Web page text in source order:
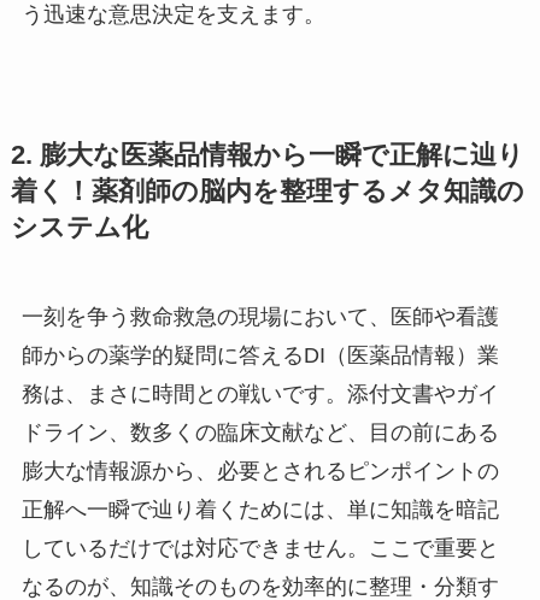
う迅速な意思決定を支えます。
2. 膨大な医薬品情報から一瞬で正解に辿り
着く！薬剤師の脳内を整理するメタ知識の
システム化
一刻を争う救命救急の現場において、医師や看護
師からの薬学的疑問に答えるDI（医薬品情報）業
務は、まさに時間との戦いです。添付文書やガイ
ドライン、数多くの臨床文献など、目の前にある
膨大な情報源から、必要とされるピンポイントの
正解へ一瞬で辿り着くためには、単に知識を暗記
しているだけでは対応できません。ここで重要と
なるのが、知識そのものを効率的に整理・分類す